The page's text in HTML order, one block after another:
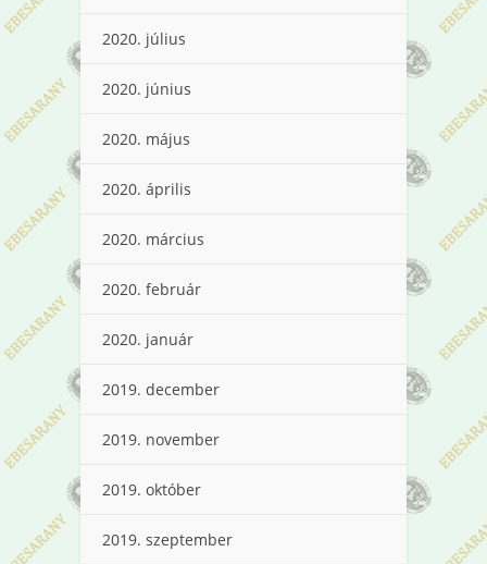
2020. július
2020. június
2020. május
2020. április
2020. március
2020. február
2020. január
2019. december
2019. november
2019. október
2019. szeptember